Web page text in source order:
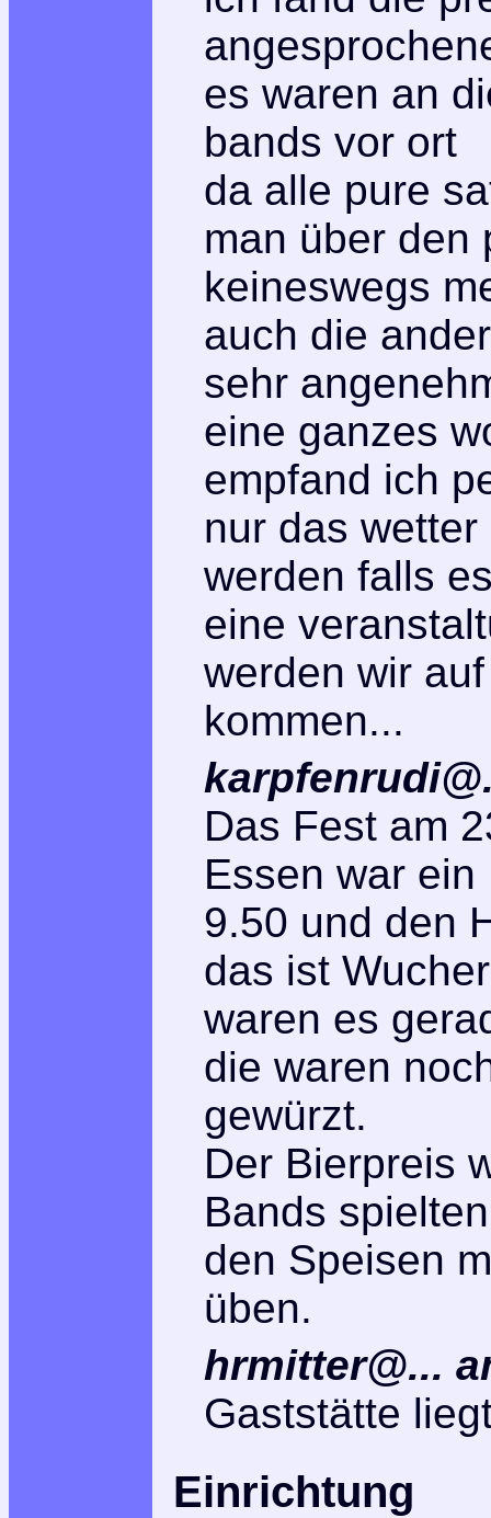
es waren an
bands vor ort
da alle pure
man über den
keineswegs
auch die
sehr
eine ganzes
empfand ich
nur das
werden falls
eine
werden wir
kommen...
Das Fest am
Essen war
9.50 und den
das ist
waren es
die waren
gewürzt.
Der Bierpreis
Bands
den Speisen
üben.
hrmitter@...
Gaststätte
Einrichtung